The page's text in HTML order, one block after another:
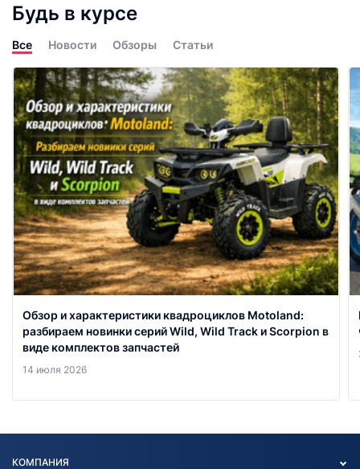
Будь в курсе
Все Новости Обзоры Статьи
Обзор и характеристики квадроциклов Motoland:
разбираем новинки серий Wild, Wild Track и Scorpion в
виде комплектов запчастей
14 июля 2026
КОМПАНИЯ